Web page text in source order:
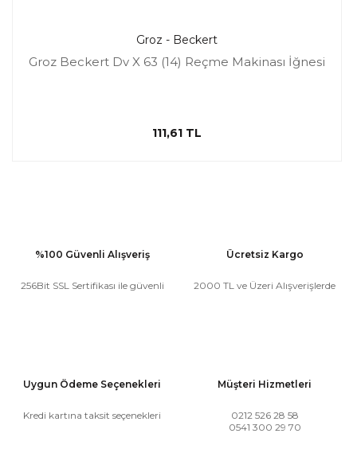
Groz - Beckert
Groz Beckert Dv X 63 (14) Reçme Makinası İğnesi
111,61 TL
%100 Güvenli Alışveriş
256Bit SSL Sertifikası ile güvenli
Ücretsiz Kargo
2000 TL ve Üzeri Alışverişlerde
Uygun Ödeme Seçenekleri
Kredi kartına taksit seçenekleri
Müşteri Hizmetleri
0212 526 28 58
0541 300 29 70